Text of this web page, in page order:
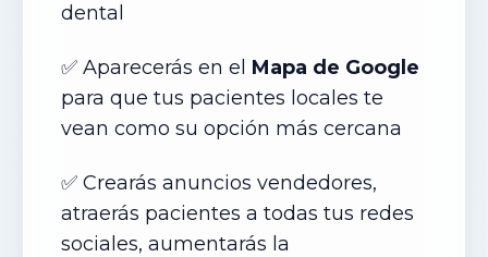
dental
✅ Aparecerás en el Mapa de Google
para que tus pacientes locales te
vean como su opción más cercana
✅ Crearás anuncios vendedores,
atraerás pacientes a todas tus redes
sociales, aumentarás la